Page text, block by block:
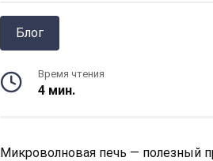
Блог
Время чтения
4 мин.
Микроволновая печь — полезный